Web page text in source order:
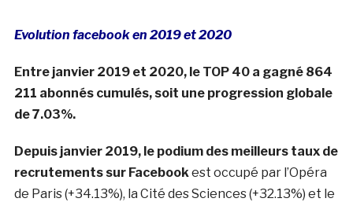
Evolution facebook en 2019 et 2020
Entre janvier 2019 et 2020, le TOP 40 a gagné 864
211 abonnés cumulés, soit une progression globale
de 7.03%.
Depuis janvier 2019, le podium des meilleurs taux de
recrutements sur Facebook est occupé par l’Opéra
de Paris (+34.13%), la Cité des Sciences (+32.13%) et le